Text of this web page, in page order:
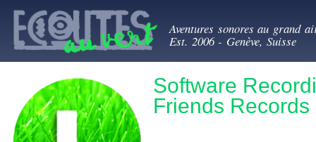
Ecoutes au
Aventures sonores au grand
Est. 2006 - Genève, Suisse
Software
Friends Records